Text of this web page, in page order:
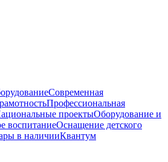
Современная
Профессиональная
проектыОборудование и
воспитаниеОснащение детского
в наличииКвантум